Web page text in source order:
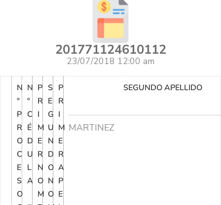
201771124610112
23/07/2018 12:00 am
N
°
P
R
O
C
E
S
O
N
°
C
É
D
U
L
A
P
R
I
M
E
R
N
O
M
S
E
G
U
N
D
O
N
O
P
R
I
M
E
R
A
P
E
SEGUNDO APELLIDO
MARTINEZ